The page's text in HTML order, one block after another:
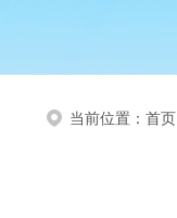
当前位置： 首页